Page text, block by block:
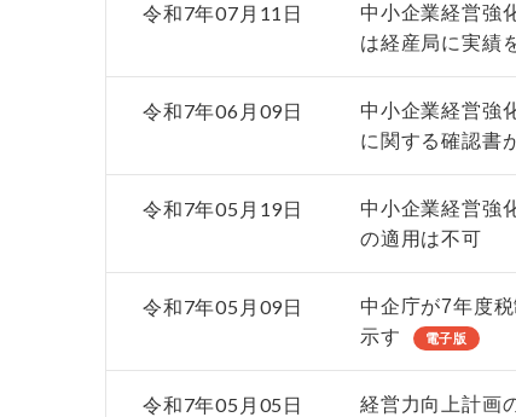
令和7年07月11日
中小企業経営強
は経産局に実績
令和7年06月09日
中小企業経営強
に関する確認書
令和7年05月19日
中小企業経営強
の適用は不可
令和7年05月09日
中企庁が7年度
示す
電子版
令和7年05月05日 経営力向上計画